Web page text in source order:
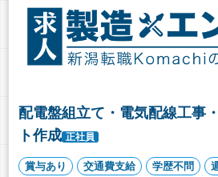
配電盤組立て・電気配線工事
ト作成 正社員
賞与あり 交通費支給 学歴不問